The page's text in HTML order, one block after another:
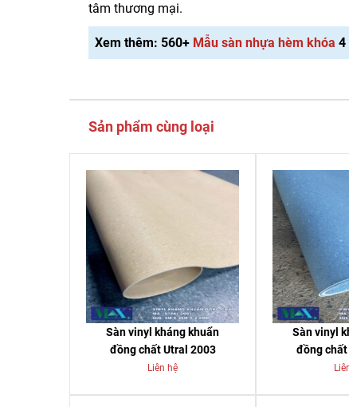
tâm thương mại.
Xem thêm: 560+ Mẫu sàn nhựa hèm khóa 4
Sản phẩm cùng loại
Sàn vinyl kháng khuẩn
đồng chất Utral 2003
Liên hệ
Sàn vinyl
đồng